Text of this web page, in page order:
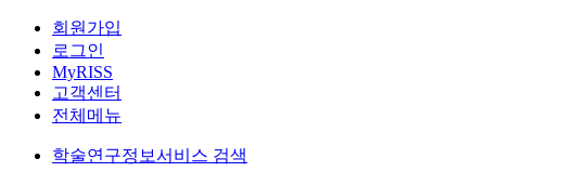
회원가입
로그인
MyRISS
고객센터
전체메뉴
학술연구정보서비스 검색